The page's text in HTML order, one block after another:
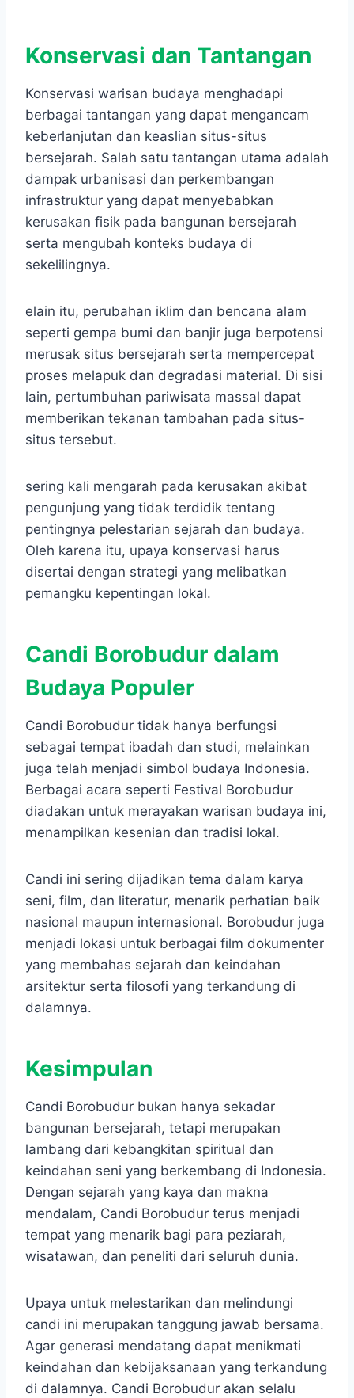
Konservasi dan Tantangan
Konservasi warisan budaya menghadapi
berbagai tantangan yang dapat mengancam
keberlanjutan dan keaslian situs-situs
bersejarah. Salah satu tantangan utama adalah
dampak urbanisasi dan perkembangan
infrastruktur yang dapat menyebabkan
kerusakan fisik pada bangunan bersejarah
serta mengubah konteks budaya di
sekelilingnya.
elain itu, perubahan iklim dan bencana alam
seperti gempa bumi dan banjir juga berpotensi
merusak situs bersejarah serta mempercepat
proses melapuk dan degradasi material. Di sisi
lain, pertumbuhan pariwisata massal dapat
memberikan tekanan tambahan pada situs-
situs tersebut.
sering kali mengarah pada kerusakan akibat
pengunjung yang tidak terdidik tentang
pentingnya pelestarian sejarah dan budaya. ​
Oleh karena itu, upaya konservasi harus
disertai dengan strategi yang melibatkan
pemangku kepentingan lokal.
Candi Borobudur dalam
Budaya Populer
Candi Borobudur tidak hanya berfungsi
sebagai tempat ibadah dan studi, melainkan
juga telah menjadi simbol budaya Indonesia.
Berbagai acara seperti Festival Borobudur
diadakan untuk merayakan warisan budaya ini,
menampilkan kesenian dan tradisi lokal.
Candi ini sering dijadikan tema dalam karya
seni, film, dan literatur, menarik perhatian baik
nasional maupun internasional. Borobudur juga
menjadi lokasi untuk berbagai film dokumenter
yang membahas sejarah dan keindahan
arsitektur serta filosofi yang terkandung di
dalamnya.
Kesimpulan
Candi Borobudur bukan hanya sekadar
bangunan bersejarah, tetapi merupakan
lambang dari kebangkitan spiritual dan
keindahan seni yang berkembang di Indonesia.
Dengan sejarah yang kaya dan makna
mendalam, Candi Borobudur terus menjadi
tempat yang menarik bagi para peziarah,
wisatawan, dan peneliti dari seluruh dunia.
Upaya untuk melestarikan dan melindungi
candi ini merupakan tanggung jawab bersama.
Agar generasi mendatang dapat menikmati
keindahan dan kebijaksanaan yang terkandung
di dalamnya.​ Candi Borobudur akan selalu